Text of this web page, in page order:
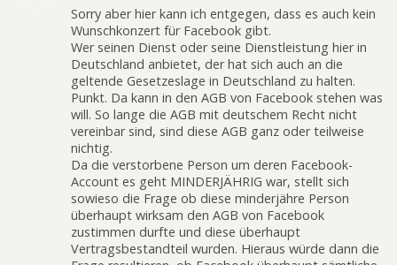
Sorry aber hier kann ich entgegen, dass es auch kein
Wunschkonzert für Facebook gibt.
Wer seinen Dienst oder seine Dienstleistung hier in
Deutschland anbietet, der hat sich auch an die
geltende Gesetzeslage in Deutschland zu halten.
Punkt. Da kann in den AGB von Facebook stehen was
will. So lange die AGB mit deutschem Recht nicht
vereinbar sind, sind diese AGB ganz oder teilweise
nichtig.
Da die verstorbene Person um deren Facebook-
Account es geht MINDERJÄHRIG war, stellt sich
sowieso die Frage ob diese minderjähre Person
überhaupt wirksam den AGB von Facebook
zustimmen durfte und diese überhaupt
Vertragsbestandteil wurden. Hieraus würde dann die